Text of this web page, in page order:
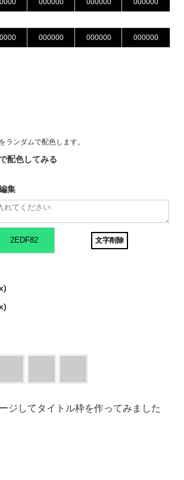
ンダムで配色します。
配色してみる
集
文字削除
ジしてタイトル枠を作ってみました